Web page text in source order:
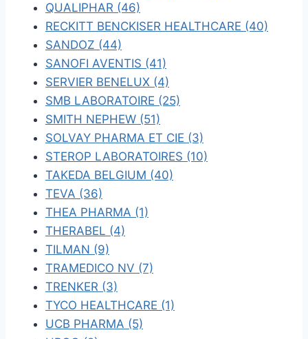
QUALIPHAR (46)
RECKITT BENCKISER HEALTHCARE (40)
SANDOZ (44)
SANOFI AVENTIS (41)
SERVIER BENELUX (4)
SMB LABORATOIRE (25)
SMITH NEPHEW (51)
SOLVAY PHARMA ET CIE (3)
STEROP LABORATOIRES (10)
TAKEDA BELGIUM (40)
TEVA (36)
THEA PHARMA (1)
THERABEL (4)
TILMAN (9)
TRAMEDICO NV (7)
TRENKER (3)
TYCO HEALTHCARE (1)
UCB PHARMA (5)